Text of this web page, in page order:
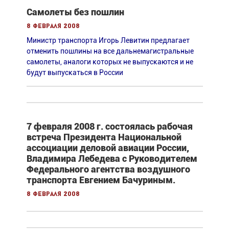
Самолеты без пошлин
8 февраля 2008
Министр транспорта Игорь Левитин предлагает
отменить пошлины на все дальнемагистральные
самолеты, аналоги которых не выпускаются и не
будут выпускаться в России
7 февраля 2008 г. состоялась рабочая
встреча Президента Национальной
ассоциации деловой авиации России,
Владимира Лебедева с Руководителем
Федерального агентства воздушного
транспорта Евгением Бачуриным.
8 февраля 2008